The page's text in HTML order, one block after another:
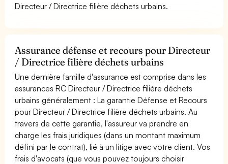
Directeur / Directrice filière déchets urbains.
Assurance défense et recours pour Directeur
/ Directrice filière déchets urbains
Une dernière famille d'assurance est comprise dans les
assurances RC Directeur / Directrice filière déchets
urbains généralement : La garantie Défense et Recours
pour Directeur / Directrice filière déchets urbains. Au
travers de cette garantie, l'assureur va prendre en
charge les frais juridiques (dans un montant maximum
défini par le contrat), lié à un litige avec votre client. Vos
frais d'avocats (que vous pouvez toujours choisir